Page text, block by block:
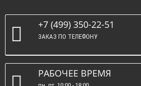
+7 (499) 350-22-51
ЗАКАЗ ПО ТЕЛЕФОНУ
РАБОЧЕЕ ВРЕМЯ